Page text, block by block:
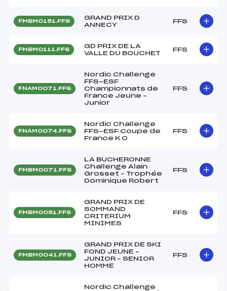
FMBM0151.FFS
GRAND PRIX D
ANNECY
FFS
FMBM0111.FFS
GD PRIX DE LA
VALLE DU BOUCHET
FFS
FNAM0071.FFS
Nordic Challenge
FFS-ESF
Championnats de
France Jeune –
Junior
FFS
FNAM0074.FFS
Nordic Challenge
FFS-ESF Coupe de
France K O
FFS
FMBM0071.FFS
LA BUCHERONNE
Challenge Alain
Grosset – Trophée
Dominique Robert
FFS
FMBM0051.FFS
GRAND PRIX DE
SOMMAND
CRITERIUM
MINIMES
FFS
FMBM0041.FFS
GRAND PRIX DE SKI
FOND JEUNE –
JUNIOR – SENIOR
HOMME
FFS
Nordic Challenge